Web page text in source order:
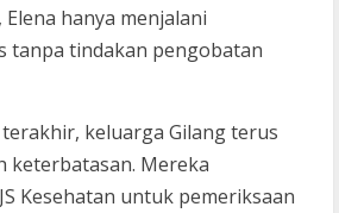
hanya menjalani
tanpa tindakan pengobatan
keluarga Gilang terus
keterbatasan. Mereka
Kesehatan untuk pemeriksaan